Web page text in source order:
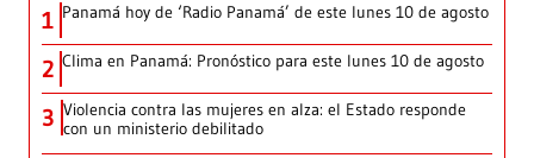
1 Panamá hoy de ‘Radio Panamá’ de este lunes 10 de agosto
2 Clima en Panamá: Pronóstico para este lunes 10 de agosto
3 Violencia contra las mujeres en alza: el Estado responde
con un ministerio debilitado